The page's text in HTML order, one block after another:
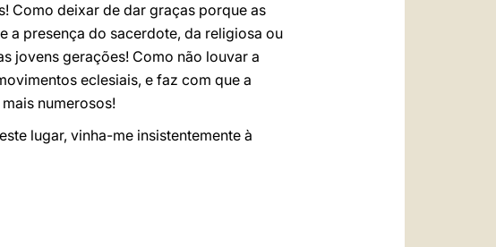
Como deixar de dar graças porque as
a presença do sacerdote, da religiosa ou
jovens gerações! Como não louvar a
eclesiais, e faz com que a
numerosos!
lugar, vinha-me insistentemente à